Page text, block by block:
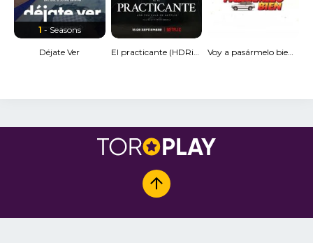
1 - Seasons
Déjate Ver